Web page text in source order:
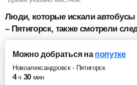
Люди, которые искали автобусы
– Пятигорск, также смотрели
Можно добратьсяна попутке
Новоалександровск- Пятигорск
4 ч 30 мин